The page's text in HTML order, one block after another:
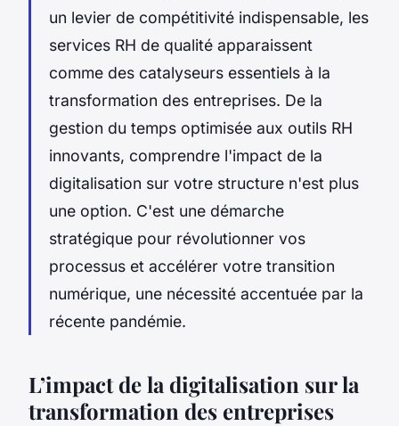
un levier de compétitivité indispensable, les
services RH de qualité apparaissent
comme des catalyseurs essentiels à la
transformation des entreprises. De la
gestion du temps optimisée aux outils RH
innovants, comprendre l'impact de la
digitalisation sur votre structure n'est plus
une option. C'est une démarche
stratégique pour révolutionner vos
processus et accélérer votre transition
numérique, une nécessité accentuée par la
récente pandémie.
L’impact de la digitalisation sur la
transformation des entreprises